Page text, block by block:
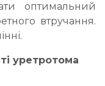
оптимальний
втручання.
уретротома